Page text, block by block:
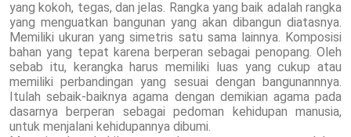
yang kokoh, tegas, dan jelas. Rangka yang baik adalah rangka
yang menguatkan bangunan yang akan dibangun diatasnya.
Memiliki ukuran yang simetris satu sama lainnya. Komposisi
bahan yang tepat karena berperan sebagai penopang. Oleh
sebab itu, kerangka harus memiliki luas yang cukup atau
memiliki perbandingan yang sesuai dengan bangunannnya.
Itulah sebaik-baiknya agama dengan demikian agama pada
dasarnya berperan sebagai pedoman kehidupan manusia,
untuk menjalani kehidupannya dibumi.